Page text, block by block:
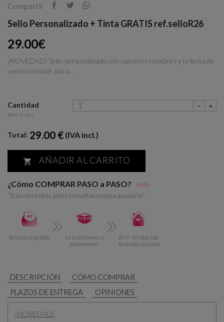
Compartir
Sello Personalizado + Tinta GRATIS ref.selloR26
29.00€
¡NOVEDAD! Sello personalizado con vuestros nombres y la fecha de
vuestro enlace, para...
Cantidad
(Min. 1 Uds.)
Total: 29.00 € (IVA incl.)
 AÑADIR AL CARRITO
¿Cómo COMPRAR PASO a PASO? +info
“Si las necesitas antes consúltanos para ayudarte”
Realiza el pedido
Lo tramitamos y
preparamos
En 5-10 días lab.
lo tendás en casa
DESCRIPCIÓN
CÓMO COMPRAR
PLAZOS DE ENTREGA
OPINIONES
¡NOVEDAD!